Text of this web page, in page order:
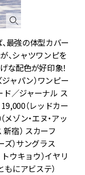
最強の体型カバー
、シャツワンピを
な配色が好印象！
ャパン）ワンピー
ド／ジャーナル ス
（レッドカー
ゾン・エヌ・アッ
宿） スカーフ
）サングラス
ウキョウ）イヤリ
にアビステ）